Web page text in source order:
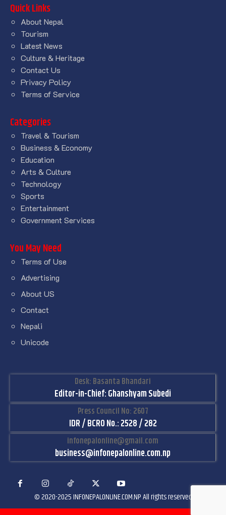
Quick Links
About Nepal
Tourism
Latest News
Culture & Heritage
Contact Us
Privacy Policy
Terms of Service
Categories
Travel & Tourism
Business & Economy
Education
Arts & Culture
Technology
Sports
Entertainment
Government Services
You May Need
Terms of Use
Advertising
About US
Contact
Nepali
Unicode
Desk: Basanta Bhandari
Editor-in-Chief: Ghanshyam Subedi
Press Council No: 2607
IDR / BCRO No.: 2528 / 282
infonepalonline@gmail.com
business@infonepalonline.com.np
© 2020-2025 INFONEPALONLINE.COM.NP All rights reserved